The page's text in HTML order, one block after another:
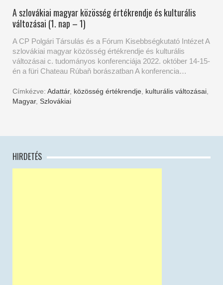
A szlovákiai magyar közösség értékrendje és kulturális
változásai (1. nap – 1)
A CP Polgári Társulás és a Fórum Kisebbségkutató Intézet A
szlovákiai magyar közösség értékrendje és kulturális
változásai c. tudományos konferenciája 2022. október 14-15-
én a füri Chateau Rúbaň borászatban A konferencia…
Címkézve: Adattár, közösség értékrendje kulturális változásai
Magyar, Szlovákiai
HIRDETÉS